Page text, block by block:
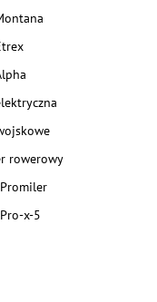
rowerowy
x-5